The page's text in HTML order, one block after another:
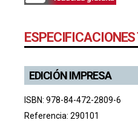
EDICIÓN IMPRESA
ISBN: 978-84-472-2809-6
Referencia: 290101